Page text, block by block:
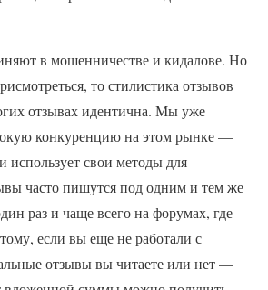
в мошенничестве и кидалове. Но
то стилистика отзывов
отзывах идентична. Мы уже
конкуренцию на этом рынке —
использует свои методы для
часто пишутся под одним и тем же
раз и чаще всего на форумах, где
если вы еще не работали с
отзывы вы читаете или нет —